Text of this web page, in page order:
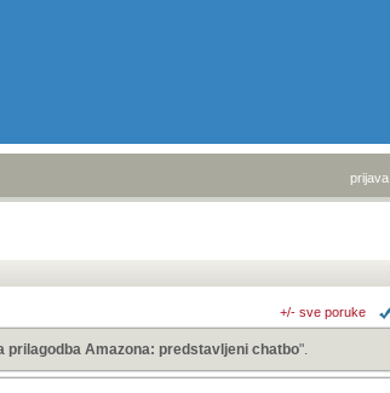
prijava
+/- sve poruke
prilagodba Amazona: predstavljeni chatbo".